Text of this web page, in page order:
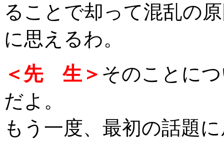
ることで却って混乱の
に思えるわ。
＜先 生＞ そのことに
だよ。
もう一度、最初の話題